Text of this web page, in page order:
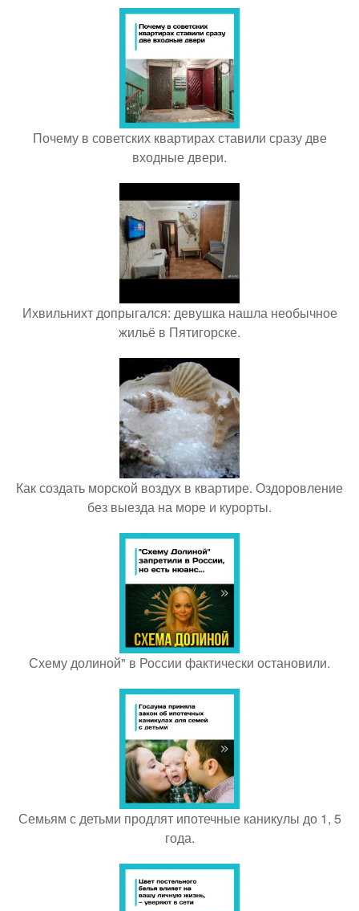
Почему в советских квартирах ставили сразу две
входные двери.
Ихвильнихт допрыгался: девушка нашла необычное
жильё в Пятигорске.
Как создать морской воздух в квартире. Оздоровление
без выезда на море и курорты.
Схему долиной" в России фактически остановили.
Семьям с детьми продлят ипотечные каникулы до 1, 5
года.